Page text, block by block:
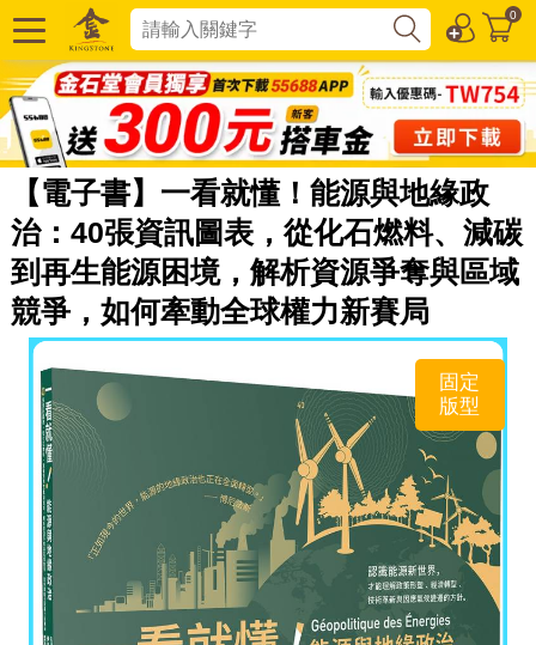
0
【電子書】一看就懂！能源與地緣政
治：40張資訊圖表，從化石燃料、減碳
到再生能源困境，解析資源爭奪與區域
競爭，如何牽動全球權力新賽局
固定
版型